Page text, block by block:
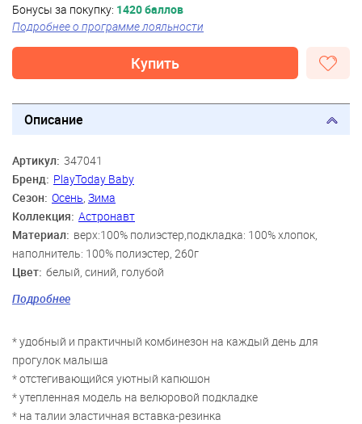
Бонусы за покупку: 1420 баллов
Подробнее о программе лояльности
Купить
Описание
Артикул: 347041
Бренд: PlayToday Baby
Сезон: Осень Зима
Коллекция: Астронавт
Материал: верх:100% полиэстер,подкладка: 100% хлопок,
наполнитель: 100% полиэстер, 260г
Цвет: белый, синий, голубой
Пол: Мальчики
Подробнее
* удобный и практичный комбинезон на каждый день для
прогулок малыша
* отстегивающийся уютный капюшон
* утепленная модель на велюровой подкладке
* на талии эластичная вставка-резинка